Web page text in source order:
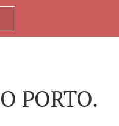
PORTO.